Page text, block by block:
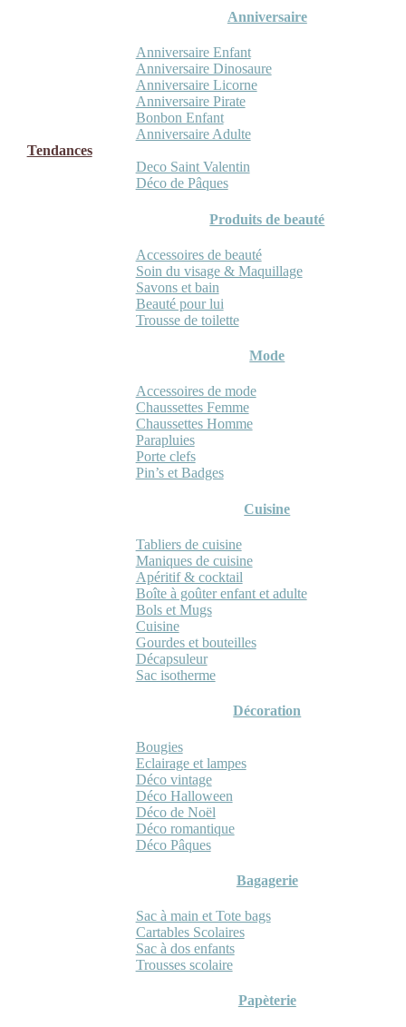
Anniversaire
Anniversaire Enfant
Anniversaire Dinosaure
Anniversaire Licorne
Anniversaire Pirate
Bonbon Enfant
Anniversaire Adulte
Tendances
Deco Saint Valentin
Déco de Pâques
Produits de beauté
Accessoires de beauté
Soin du visage & Maquillage
Savons et bain
Beauté pour lui
Trousse de toilette
Mode
Accessoires de mode
Chaussettes Femme
Chaussettes Homme
Parapluies
Porte clefs
Pin’s et Badges
Cuisine
Tabliers de cuisine
Maniques de cuisine
Apéritif & cocktail
Boîte à goûter enfant et adulte
Bols et Mugs
Cuisine
Gourdes et bouteilles
Décapsuleur
Sac isotherme
Décoration
Bougies
Eclairage et lampes
Déco vintage
Déco Halloween
Déco de Noël
Déco romantique
Déco Pâques
Bagagerie
Sac à main et Tote bags
Cartables Scolaires
Sac à dos enfants
Trousses scolaire
Papèterie